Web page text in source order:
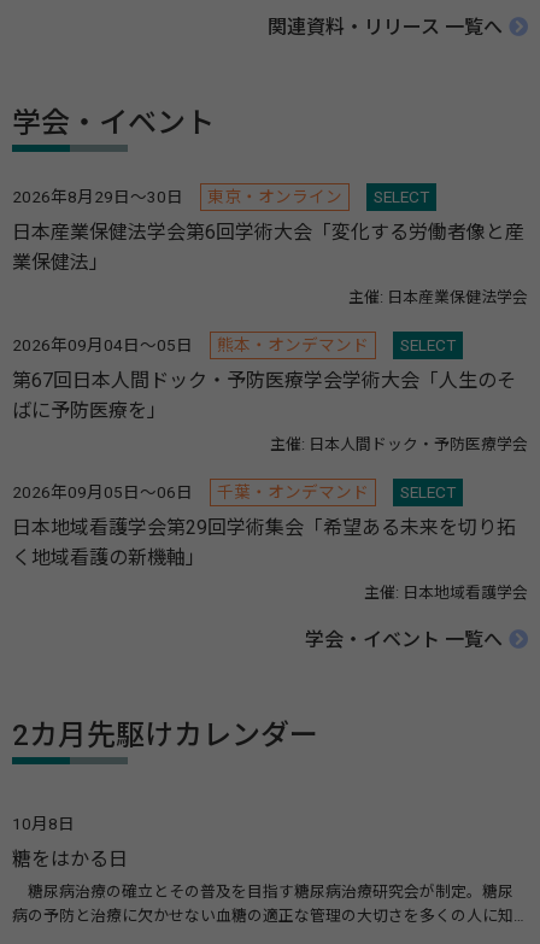
関連資料・リリース 一覧へ
学会・イベント
2026年8月29日～30日 東京・オンライン SELECT
日本産業保健法学会第6回学術大会「変化する労働者像と産
業保健法」
主催: 日本産業保健法学会
2026年09月04日～05日 熊本・オンデマンド SELECT
第67回日本人間ドック・予防医療学会学術大会「人生のそ
ばに予防医療を」
主催: 日本人間ドック・予防医療学会
2026年09月05日～06日 千葉・オンデマンド SELECT
日本地域看護学会第29回学術集会「希望ある未来を切り拓
く地域看護の新機軸」
主催: 日本地域看護学会
学会・イベント 一覧へ
2カ月先駆けカレンダー
10月8日
糖をはかる日
糖尿病治療の確立とその普及を目指す糖尿病治療研究会が制定。糖尿
病の予防と治療に欠かせない血糖の適正な管理の大切さを多くの人に知